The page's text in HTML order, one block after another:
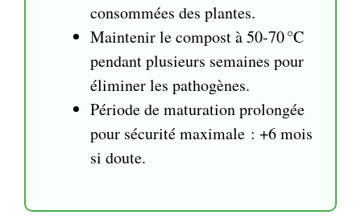
consommées des plantes.
Maintenir le compost à 50-70 °C
pendant plusieurs semaines pour
éliminer les pathogènes.
Période de maturation prolongée
pour sécurité maximale : +6 mois
si doute.